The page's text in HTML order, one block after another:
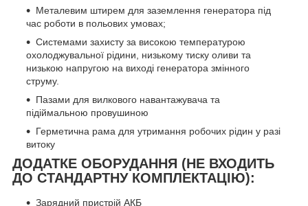
Металевим штирем для заземлення генератора під
час роботи в польових умовах;
Системами захисту за високою температурою
охолоджувальної рідини, низькому тиску оливи та
низькою напругою на виході генератора змінного
струму.
Пазами для вилкового навантажувача та
підіймальною провушиною
Герметична рама для утримання робочих рідин у разі
витоку
ДОДАТКЕ ОБОРУДАННЯ (НЕ ВХОДИТЬ
ДО СТАНДАРТНУ КОМПЛЕКТАЦІЮ):
Зарядний пристрій АКБ